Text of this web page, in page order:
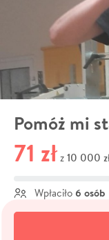
Pomóż mi
71 zł z 10 000
Wpłaciło 6 osób